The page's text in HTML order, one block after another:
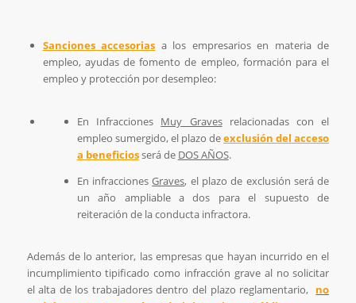
Sanciones accesorias a los empresarios en materia de
empleo, ayudas de fomento de empleo, formación para el
empleo y protección por desempleo:
En Infracciones Muy Gravesrelacionadas con el
empleo sumergido, el plazo deexclusión del acceso
a beneficiosserá de DOS AÑOS.
En infraccionesGraves, el plazo de exclusión será de
un año ampliable a dos para el supuesto de
reiteración de la conducta infractora.
Además de lo anterior, las empresas que hayan incurrido en el
incumplimiento tipificado como infracción grave al no solicitar
el alta de los trabajadores dentro del plazo reglamentario, no